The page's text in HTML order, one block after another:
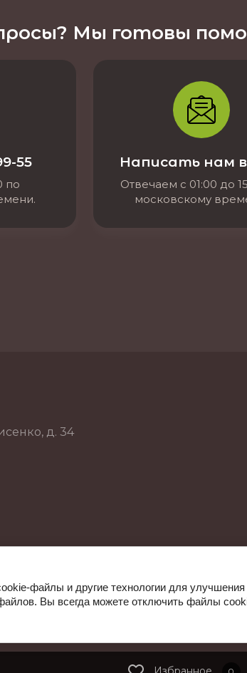
Мы готовы
55
по
Написать нам
Отвечаем с 01:00 до
московскому
д. 34
файлы и другие технологии для
Вы всегда можете отключить файлы